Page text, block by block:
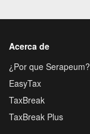
Acerca de
¿Por que Serapeum?
EasyTax
TaxBreak
TaxBreak Plus